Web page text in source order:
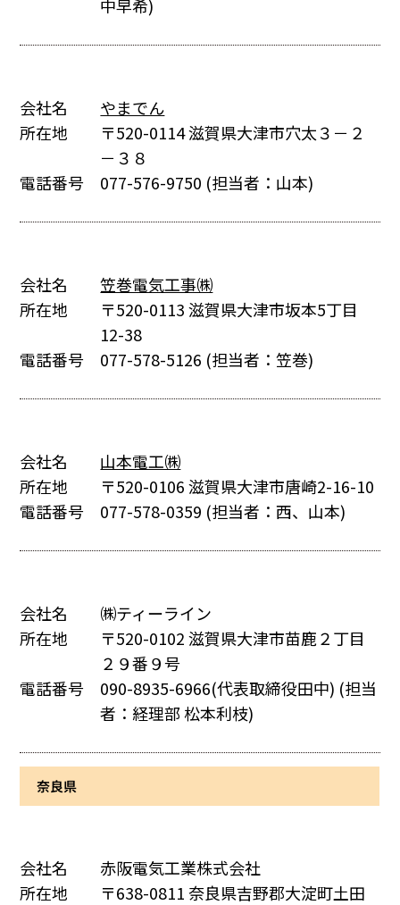
中早希)
会社名
やまでん
所在地
〒520-0114 滋賀県大津市穴太３－２
－３８
電話番号
077-576-9750 (担当者：山本)
会社名
笠巻電気工事㈱
所在地
〒520-0113 滋賀県大津市坂本5丁目
12-38
電話番号
077-578-5126 (担当者：笠巻)
会社名
山本電工㈱
所在地
〒520-0106 滋賀県大津市唐崎2-16-10
電話番号
077-578-0359 (担当者：西、山本)
会社名
㈱ティーライン
所在地
〒520-0102 滋賀県大津市苗鹿２丁目
２９番９号
電話番号
090-8935-6966(代表取締役田中) (担当
者：経理部 松本利枝)
奈良県
会社名
赤阪電気工業株式会社
所在地
〒638-0811 奈良県吉野郡大淀町土田